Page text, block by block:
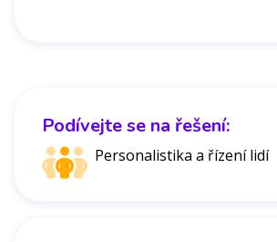
Podívejte se na řešení:
Personalistika a řízení lidí